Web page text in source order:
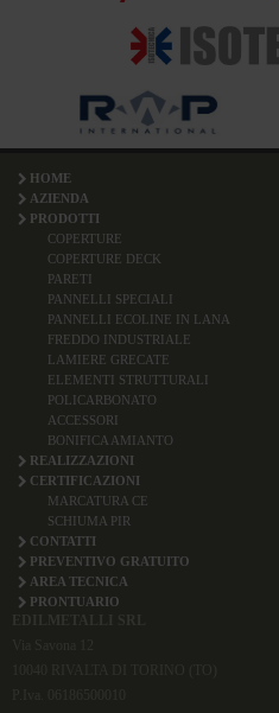
HOME
AZIENDA
PRODOTTI
COPERTURE
COPERTURE DECK
PARETI
PANNELLI SPECIALI
PANNELLI ECOLINE IN LANA
FREDDO INDUSTRIALE
LAMIERE GRECATE
ELEMENTI STRUTTURALI
POLICARBONATO
ACCESSORI
BONIFICA AMIANTO
REALIZZAZIONI
CERTIFICAZIONI
MARCATURA CE
SCHIUMA PIR
CONTATTI
PREVENTIVO GRATUITO
AREA TECNICA
PRONTUARIO